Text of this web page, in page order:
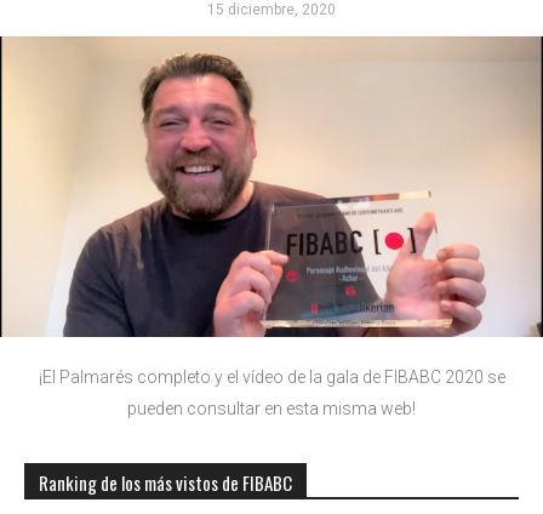
15 diciembre, 2020
¡El Palmarés completo y el vídeo de la gala de FIBABC 2020 se
pueden consultar en esta misma web!
Ranking de los más vistos de FIBABC